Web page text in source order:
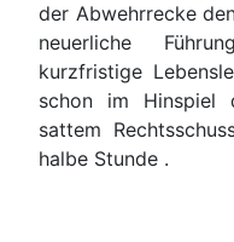
der Abwehrrecke
neuerliche
kurzfristige
schon im Hinspiel
sattem
halbe Stunde .